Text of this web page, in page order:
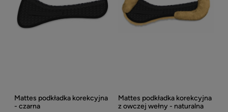
Mattes podkładka korekcyjna
- czarna
Mattes podkładka korekcyjna
z owczej wełny - naturalna